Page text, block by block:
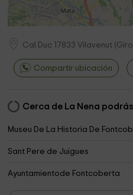
Cal Duc 17833 Vilavenut (
Compartir ubicación
Cerca de La Nena
Museu De La Historia De
Sant Pere de Juïgues
Ayuntamientode Fontcoberta